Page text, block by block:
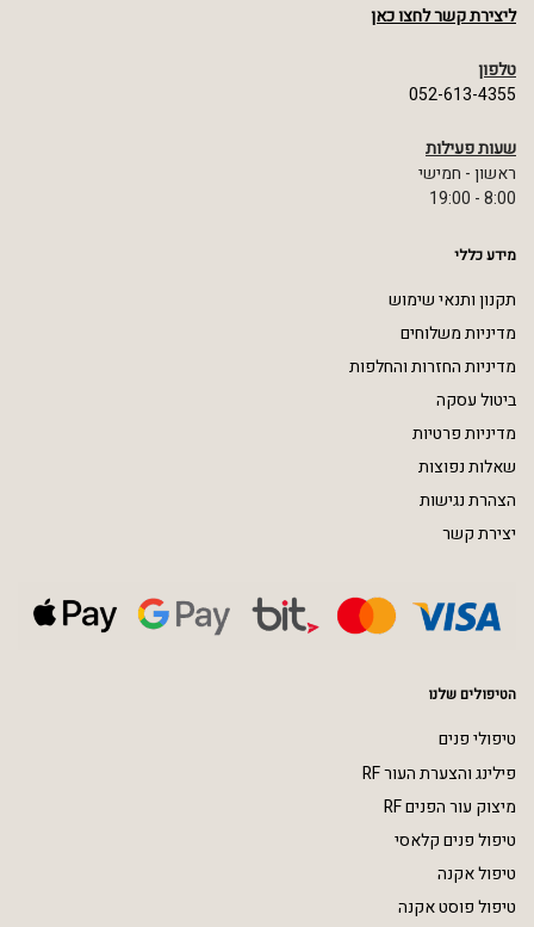
ליצירת קשר לחצו כאן
טלפון
052-613-4355
שעות פעילות
ראשון - חמישי
8:00 - 19:00
מידע כללי
תקנון ותנאי שימוש
מדיניות משלוחים
מדיניות החזרות והחלפות
ביטול עסקה
מדיניות פרטיות
שאלות נפוצות
הצהרת נגישות
יצירת קשר
הטיפולים שלנו
טיפולי פנים
פילינג והצערת העור RF
מיצוק עור הפנים RF
טיפול פנים קלאסי
טיפול אקנה
טיפול פוסט אקנה